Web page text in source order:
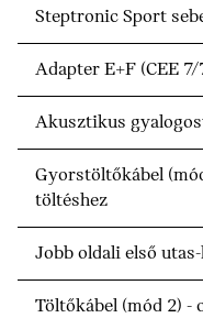
Steptronic Sport
Adapter E+F (CEE
Akusztikus
Gyorstöltőkábel
töltéshez
Jobb oldali első
Töltőkábel (mód 2) -